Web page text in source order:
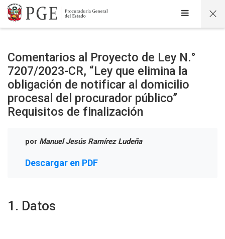
Salta al contenido principal
Comentarios al Proyecto de Ley N.°
7207/2023-CR, “Ley que elimina la
obligación de notificar al domicilio
procesal del procurador público”
Requisitos de finalización
por Manuel Jesús Ramírez Ludeña
Descargar en PDF
1. Datos